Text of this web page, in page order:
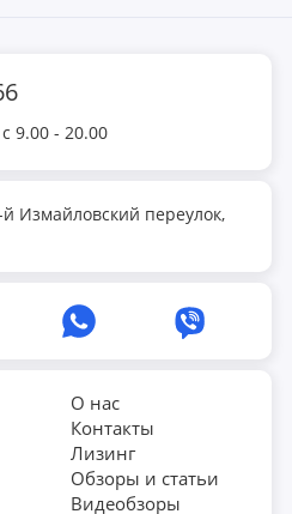
9.00 - 20.00
Измайловский переулок,
О нас
Контакты
Лизинг
Обзоры и статьи
Видеобзоры